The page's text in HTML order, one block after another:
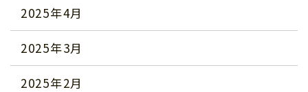
2025年4月
2025年3月
2025年2月